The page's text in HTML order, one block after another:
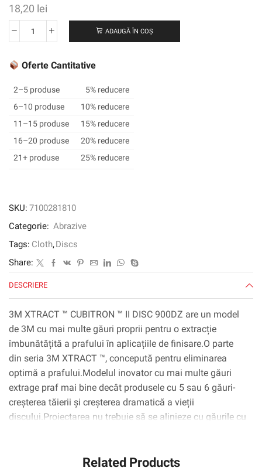
18,20 lei
Cantitate
XTRACT
CUBITRON
II
CLOWS
DISC
900DZ,
203
Die
800lg,
250
EA/Case
ADAUGĂ ÎN COȘ
Oferte Cantitative
2–5 produse
5% reducere
6–10 produse
10% reducere
11–15 produse
15% reducere
16–20 produse
20% reducere
21+ produse
25% reducere
SKU: 7100281810
Categorie: Abrazive
Tags: Cloth,Discs
Share:
DESCRIERE
3M XTRACT ™ CUBITRON ™ II DISC 900DZ are un model
de 3M cu mai multe găuri proprii pentru o extracție
îmbunătățită a prafului în aplicațiile de finisare.O parte
din seria 3M XTRACT ™, concepută pentru eliminarea
optimă a prafului.Modelul inovator cu mai multe găuri
extrage praf mai bine decât produsele cu 5 sau 6 găuri-
creșterea tăierii și creșterea dramatică a vieții
discului.Proiectarea nu trebuie să se alinieze cu găurile cu
precizie, un avans revoluționar în tehnologia
Related Products